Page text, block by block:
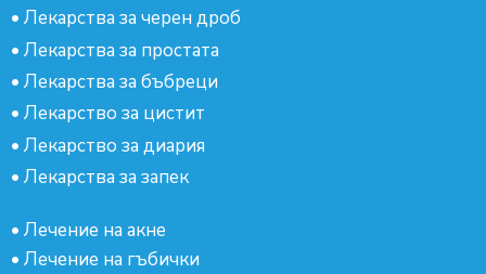
• Лекарства за черен дроб
• Лекарства за простата
• Лекарства за бъбреци
• Лекарство за цистит
• Лекарство за диария
• Лекарства за запек
• Лечение на акне
• Лечение на гъбички